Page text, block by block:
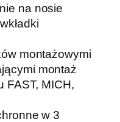
na nosie
montażowymi
montaż
FAST, MICH,
w 3